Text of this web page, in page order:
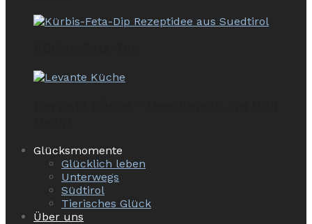
Glücksmomente
Glücklich leben
Unterwegs
Südtirol
Tierisches Glück
Über uns